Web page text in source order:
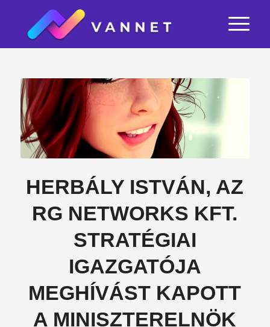
HERBÁLY ISTVÁN, AZ
RG NETWORKS KFT.
STRATÉGIAI
IGAZGATÓJA
MEGHÍVÁST KAPOTT
A MINISZTERELNÖK